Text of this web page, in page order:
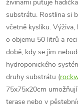
živinami putuje
substrátu. Rostlina si
včetně kyslíku.
o objemu 50 litrů a
době, kdy se jim
hydroponického
druhy substrátu (
75x75x20cm
terase nebo v